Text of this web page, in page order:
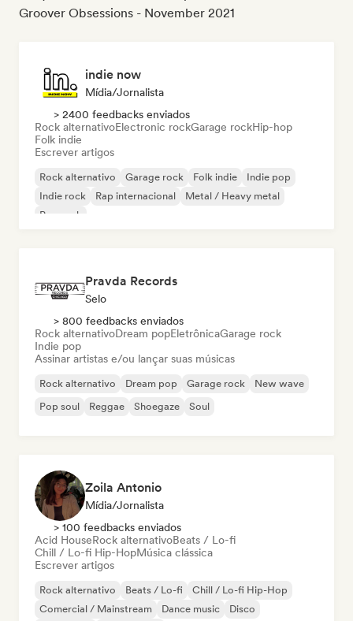
Groover Obsessions - November 2021
indie now
Mídia/Jornalista
> 2400 feedbacks enviados
Rock alternativoElectronic rockGarage rockHip-hop
Folk indie
Escrever artigos
Rock alternativo Garage rock Folk indie
Indie pop
Indie rock
Rap internacional
Metal / Heavy metal
Pop rock
Pravda Records
Selo
> 800 feedbacks enviados
Rock alternativoDream popEletrônicaGarage rock
Indie pop
Assinar artistas e/ou lançar suas músicas
Rock alternativo Dream pop Garage rock
New wave
Pop soul
Reggae Shoegaze Soul
Zoila Antonio
Mídia/Jornalista
> 100 feedbacks enviados
Acid HouseRock alternativoBeats / Lo-fi
Chill / Lo-fi Hip-HopMúsica clássica
Escrever artigos
Rock alternativo Beats / Lo-fi
Chill / Lo-fi Hip-Hop
Comercial / Mainstream
Dance music
Disco